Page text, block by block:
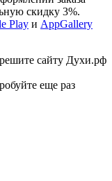
скидку 3%.
Play и AppGallery
сайту Духи.рф
еще раз